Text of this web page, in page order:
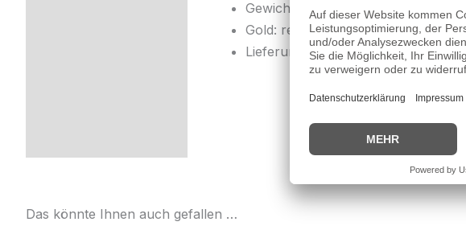
Gewicht: ca. 1,20 g
Gold: recyceltes Gold
Lieferumfang: Anhänger ohne Kette
Das könnte Ihnen auch gefallen …